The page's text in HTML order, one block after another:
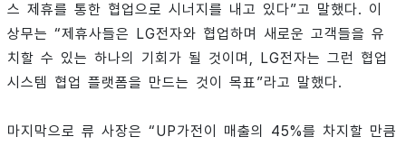
스 제휴를 통한 협업으로 시너지를 내고 있다”고 말했다. 이
상무는 “제휴사들은 LG전자와 협업하며 새로운 고객들을 유
치할 수 있는 하나의 기회가 될 것이며, LG전자는 그런 협업
시스템 협업 플랫폼을 만드는 것이 목표”라고 말했다.
마지막으로 류 사장은 “UP가전이 매출의 45%를 차지할 만큼